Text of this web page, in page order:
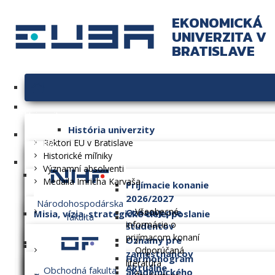
EKONOMICKÁ
UNIVERZITA V
BRATISLAVE
História univerzity
Rektori EU v Bratislave
Historické míľniky
Významní absolventi
Medaila Imricha Karvaša
Misia, vízia, strategické ciele, poslanie
Dlhodobý zámer
Fakulty
Národohospodárska
fakulta
Obchodná fakulta
Prijímacie konanie
2026/2027
Všeobecné
informácie o
prijímacom konaní
Odporúčaná
literatúra
Oznamy pre
študentov
Harmonogram
akademického
Oznamy pre
zamestnancov
Aktuálne